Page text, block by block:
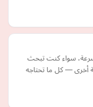
سواء كنت تبحث
أخرى — كل ما تحتاجه